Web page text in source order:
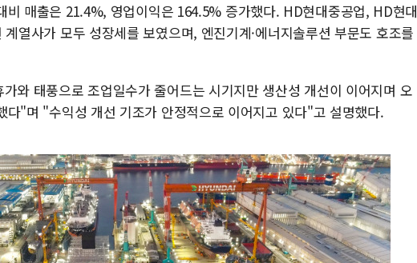
비 매출은 21.4%, 영업이익은 164.5% 증가했다. HD현대중공업, HD현대
열사가 모두 성장세를 보였으며, 엔진기계·에너지솔루션 부문도 호조를
와 태풍으로 조업일수가 줄어드는 시기지만 생산성 개선이 이어지며 오
다"며 "수익성 개선 기조가 안정적으로 이어지고 있다"고 설명했다.